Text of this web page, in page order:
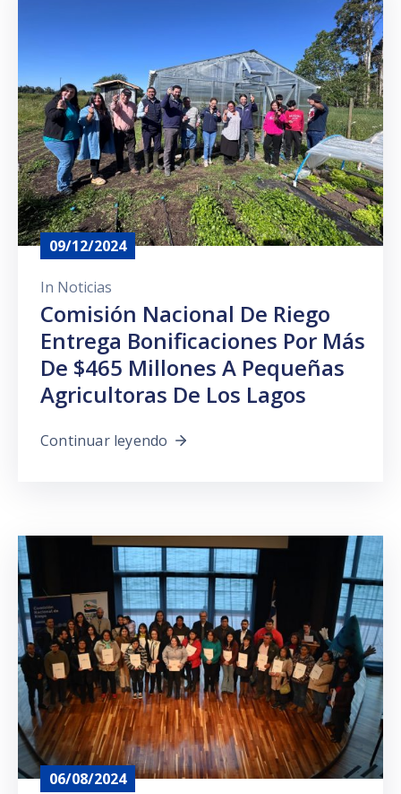
09/12/2024
In Noticias
Comisión Nacional De Riego
Entrega Bonificaciones Por Más
De $465 Millones A Pequeñas
Agricultoras De Los Lagos
Continuar leyendo
06/08/2024